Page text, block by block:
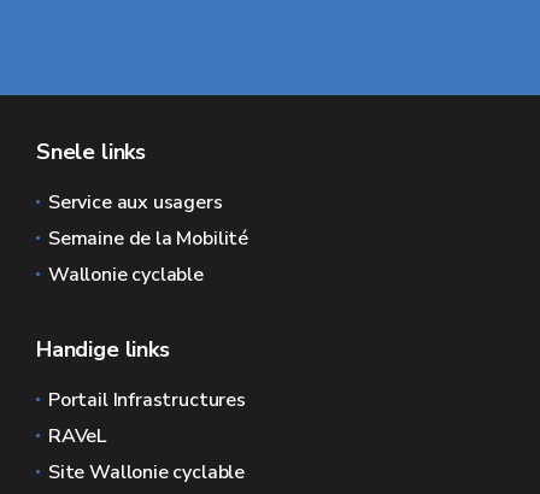
Snele links
Service aux usagers
Semaine de la Mobilité
Wallonie cyclable
Handige links
Portail Infrastructures
RAVeL
Site Wallonie cyclable